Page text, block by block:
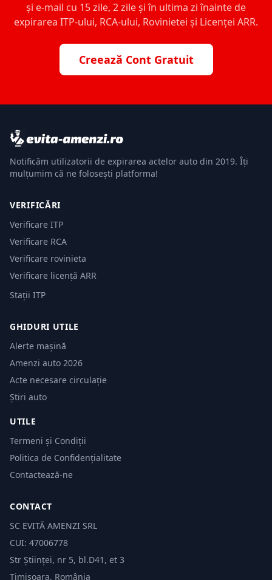
și e-mail cu 15 zile, 2 zile și în ultima zi înainte de
expirarea ITP-ului, RCA-ului, Rovinietei și Licenței ARR.
Creează Cont Gratuit
Notificăm utilizatorii de expirarea actelor auto din 2019. Îți
mulțumim că ne folosești platforma!
VERIFICĂRI
Verificare ITP
Verificare RCA
Verificare rovinieta
Verificare licență ARR
Stații ITP
GHIDURI UTILE
Alerte mașină
Amenzi auto 2026
Acte necesare circulație
Știri auto
UTILE
Termeni și Condiții
Politica de Confidențialitate
Contactează-ne
CONTACT
SC EVITĂ AMENZI SRL
CUI: 47006778
Str Științei, nr 5, bl.D41, et 3
Timișoara, România